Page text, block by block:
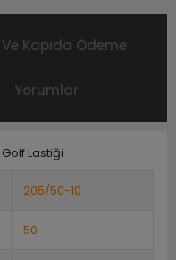
Kapıda Ödeme
Yorumlar
Lastiği
205/50-10
50